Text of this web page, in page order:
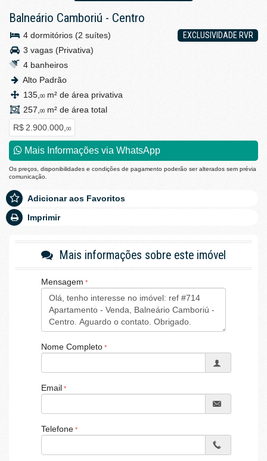
Balneário Camboriú - Centro
EXCLUSIVIDADE RVR
4 dormitórios (2 suítes)
3 vagas (Privativa)
4 banheiros
Alto Padrão
135, 00 m² de área privativa
257, 00m² de área total
R$ 2.900.000, 00
Mais Informações via WhatsApp
Os preços, disponibilidades e condições de pagamento poderão ser alterados sem prévia
comunicação.
Adicionar aos Favoritos
Imprimir
Mais informações sobre este imóvel
Mensagem
Nome Completo
Email
Telefone